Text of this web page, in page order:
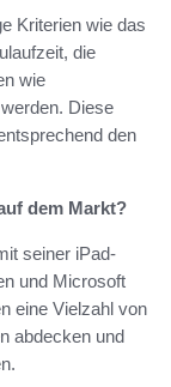
Kriterien wie das
die
wie
Diese
den
dem Markt?
seiner iPad-
und Microsoft
eine Vielzahl von
abdecken und